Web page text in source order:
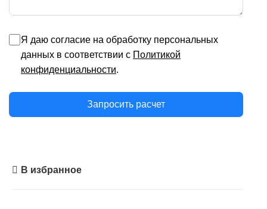
Я даю согласие на обработку персональных
данных в соответствии с Политикой
конфиденциальности.
Запросить расчет
В избранное